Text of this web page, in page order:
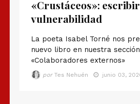
«Crustáceos»:
vulnerabilidad
La poeta Isabel Torné nos
nuevo libro en nuestra sección
«Colaboradores externos»
por Tes Nehuén junio 03,